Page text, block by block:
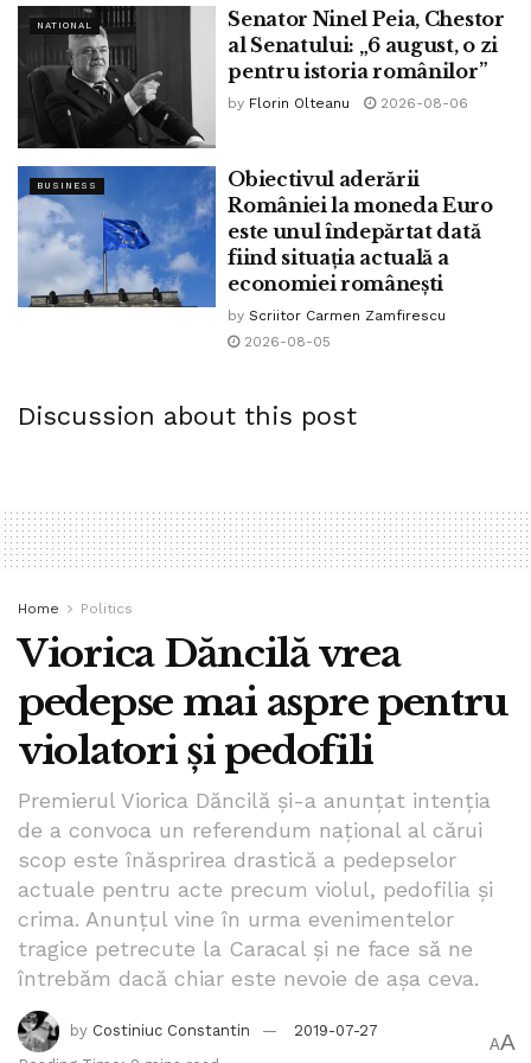
E-aşa frumoasă viaţa,
De ce s-o iroseşti trăind?
…întreabă melodia „/în/îm/pre///ună” și într-adevăr, de ce?
Nu știu la ce s-au gândit băieții când au scris piesa și nici cuvântul
împreună nu prea știu ce-o mai însemna. Dar știu că numai trăind,
treci prin momente d-astea faine.
Așa că, s-o irosim în continuare, nu?
muzica live robin and the backstabbers romexpo
stiri
NATIONAL
Senator Ninel Peia, Chestor
al Senatului: „6 august, o zi
pentru istoria românilor”
by Florin Olteanu 2026-08-06
BUSINESS
Obiectivul aderării
României la moneda Euro
este unul îndepărtat dată
fiind situația actuală a
economiei românești
by Scriitor Carmen Zamfirescu
2026-08-05
Discussion about this post
Home Politics
Viorica Dăncilă vrea
pedepse mai aspre pentru
violatori și pedofili
Premierul Viorica Dăncilă și-a anunțat intenția
de a convoca un referendum național al cărui
scop este înăsprirea drastică a pedepselor
actuale pentru acte precum violul, pedofilia și
crima. Anunțul vine în urma evenimentelor
tragice petrecute la Caracal și ne face să ne
întrebăm dacă chiar este nevoie de așa ceva.
by Costiniuc Constantin
2019-07-27
AA